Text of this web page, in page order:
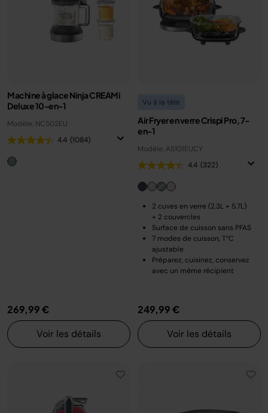
Machine à glace Ninja CREAMi
Deluxe 10-en-1
Modèle: NC502EU
4.4 (1084)
269,99 €
Voir les détails
Vu à la télé
Air Fryer en verre Crispi Pro, 7-
en-1
Modèle: AS101EUCY
4.4 (322)
2 cuves en verre (2.3L + 5.7L)
+ 2 couvercles
Surface de cuisson sans PFAS
7 modes de cuisson, T°C
ajustable
Préparez, cuisinez, conservez
avec un même récipient
249,99 €
Voir les détails